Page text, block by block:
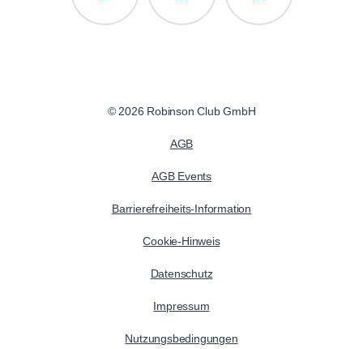
© 2026 Robinson Club GmbH
AGB
AGB Events
Barrierefreiheits-Information
Cookie-Hinweis
Datenschutz
Impressum
Nutzungsbedingungen